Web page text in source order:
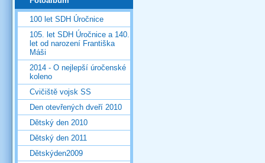
100 let SDH Úročnice
105. let SDH Úročnice a 140.
let od narození Františka
Máši
2014 - O nejlepší úročenské
koleno
Cvičiště vojsk SS
Den otevřených dveří 2010
Dětský den 2010
Dětský den 2011
Dětskýden2009